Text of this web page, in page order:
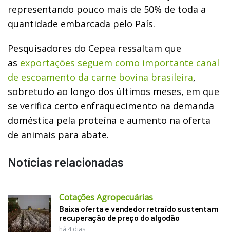
representando pouco mais de 50% de toda a
quantidade embarcada pelo País.
Pesquisadores do Cepea ressaltam que
as exportações seguem como importante canal
de escoamento da carne bovina brasileira,
sobretudo ao longo dos últimos meses, em que
se verifica certo enfraquecimento na demanda
doméstica pela proteína e aumento na oferta
de animais para abate.
Notícias relacionadas
Cotações Agropecuárias
Baixa oferta e vendedor retraído sustentam
recuperação de preço do algodão
há 4 dias